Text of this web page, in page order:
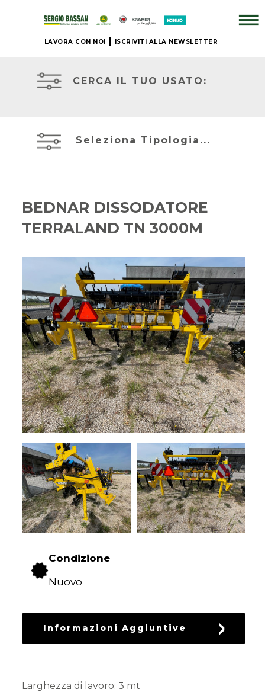
LAVORA CON NOI ISCRIVITI ALLA NEWSLETTER
NUOVO
NOSTRO
NOLEGGIO
PROMOZIONI
SERVIZI
NEWS
CONTATTI
CERCA IL TUO USATO:
Seleziona Tipologia...
BEDNAR DISSODATORE
TERRALAND TN 3000M
Condizione
Nuovo
Informazioni Aggiuntive
Larghezza di lavoro: 3 mt
ATTREZZATURE
CONSEGNA
TRINCE
SEMOVENTI
MACCHINE
PER
LA
FIENAGIONE
SOLLEVATORI
TELESCOPICI
MACCHINE
MOVIMENTO
TERRA
MANUTENZIONE
LAVORAZIONE